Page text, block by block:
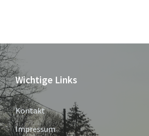
Wichtige Links
Kontakt
Impressum